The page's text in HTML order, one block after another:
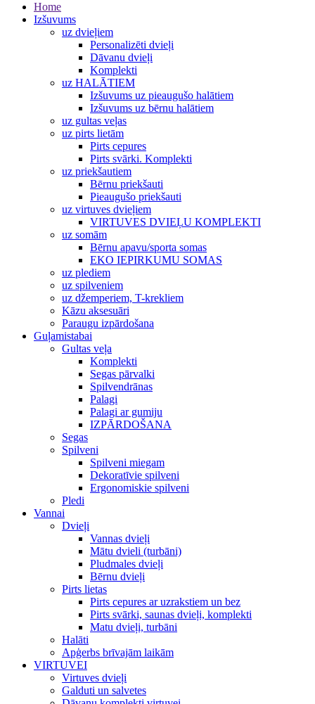
Home
Izšuvums
uz dvieļiem
Personalizēti dvieļi
Dāvanu dvieļi
Komplekti
uz HALĀTIEM
Izšuvums uz pieaugušo halātiem
Izšuvums uz bērnu halātiem
uz gultas veļas
uz pirts lietām
Pirts cepures
Pirts svārki. Komplekti
uz priekšautiem
Bērnu priekšauti
Pieaugušo priekšauti
uz virtuves dvieļiem
VIRTUVES DVIEĻU KOMPLEKTI
uz somām
Bērnu apavu/sporta somas
EKO IEPIRKUMU SOMAS
uz plediem
uz spilveniem
uz džemperiem, T-krekliem
Kāzu aksesuāri
Paraugu izpārdošana
Guļamistabai
Gultas veļa
Komplekti
Segas pārvalki
Spilvendrānas
Palagi
Palagi ar gumiju
IZPĀRDOŠANA
Segas
Spilveni
Spilveni miegam
Dekoratīvie spilveni
Ergonomiskie spilveni
Pledi
Vannai
Dvieļi
Vannas dvieļi
Mātu dvieli (turbāni)
Pludmales dvieļi
Bērnu dvieļi
Pirts lietas
Pirts cepures ar uzrakstiem un bez
Pirts svārki, saunas dvieļi, komplekti
Matu dvieļi, turbāni
Halāti
Apģerbs brīvajām laikām
VIRTUVEI
Virtuves dvieļi
Galduti un salvetes